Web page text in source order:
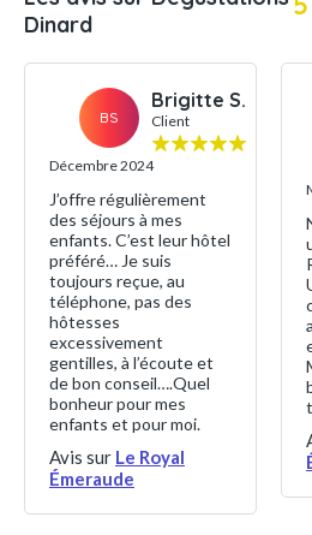
Dinard
BS
Brigitte S.
Client
Décembre 2024
J’offre régulièrement
des séjours à mes
enfants. C’est leur hôtel
préféré… Je suis
toujours reçue, au
téléphone, pas des
hôtesses
excessivement
gentilles, à l’écoute et
de bon conseil….Quel
bonheur pour mes
enfants et pour moi.
Avis sur Le Royal
Émeraude